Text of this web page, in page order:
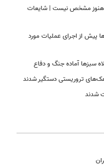
هنوز مشخص نیست | شایعات
پیش از اجرای عملیات مورد
سبزها آماده جنگ و دفاع